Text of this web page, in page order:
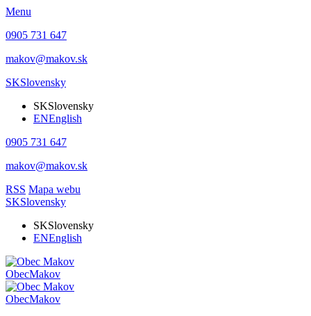
Menu
0905 731 647
makov@makov.sk
SKSlovensky
SKSlovensky
ENEnglish
0905 731 647
makov@makov.sk
RSS Mapa webu
SKSlovensky
SKSlovensky
ENEnglish
ObecMakov
ObecMakov